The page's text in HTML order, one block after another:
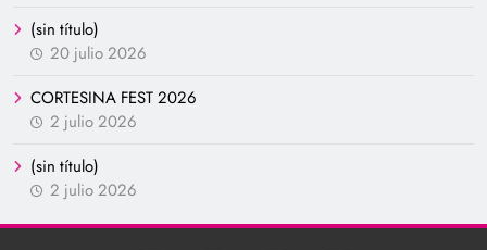
(sin título)
20 julio 2026
CORTESINA FEST 2026
2 julio 2026
(sin título)
2 julio 2026